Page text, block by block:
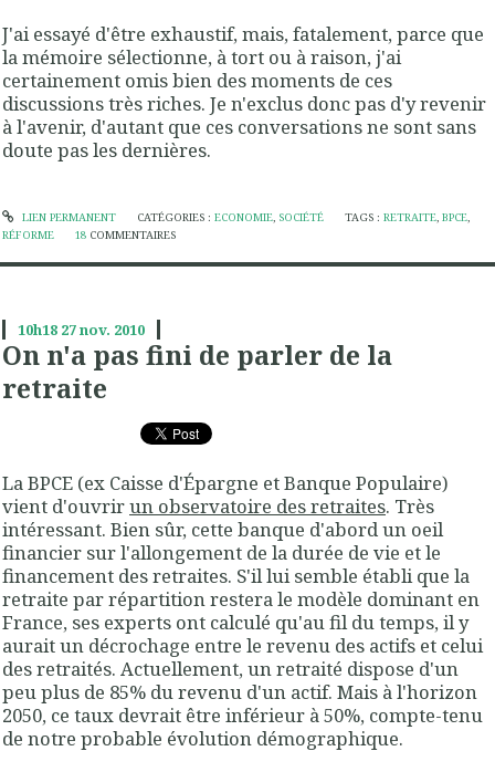
J'ai essayé d'être exhaustif, mais, fatalement, parce que
la mémoire sélectionne, à tort ou à raison, j'ai
certainement omis bien des moments de ces
discussions très riches. Je n'exclus donc pas d'y revenir
à l'avenir, d'autant que ces conversations ne sont sans
doute pas les dernières.
LIEN PERMANENT CATÉGORIES : ECONOMIE, SOCIÉTÉ TAGS :RETRAITE,BPCE,
RÉFORME
18 COMMENTAIRES
10h18 27nov. 2010
On n'a pas fini de parler de la
retraite
La BPCE (ex Caisse d'Épargne et Banque Populaire)
vient d'ouvrirun observatoire des retraites. Très
intéressant. Bien sûr, cette banque d'abord un oeil
financier sur l'allongement de la durée de vie et le
financement des retraites. S'il lui semble établi que la
retraite par répartition restera le modèle dominant en
France, ses experts ont calculé qu'au fil du temps, il y
aurait un décrochage entre le revenu des actifs et celui
des retraités. Actuellement, un retraité dispose d'un
peu plus de 85% du revenu d'un actif. Mais à l'horizon
2050, ce taux devrait être inférieur à 50%, compte-tenu
de notre probable évolution démographique.